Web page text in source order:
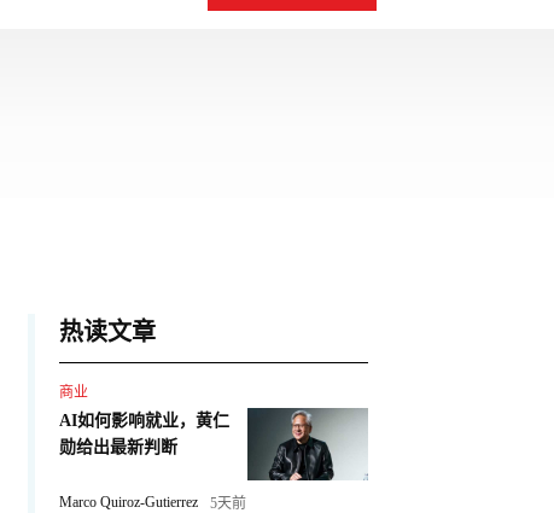
热读文章
商业
AI如何影响就业，黄仁
勋给出最新判断
Marco Quiroz-Gutierrez 5天前